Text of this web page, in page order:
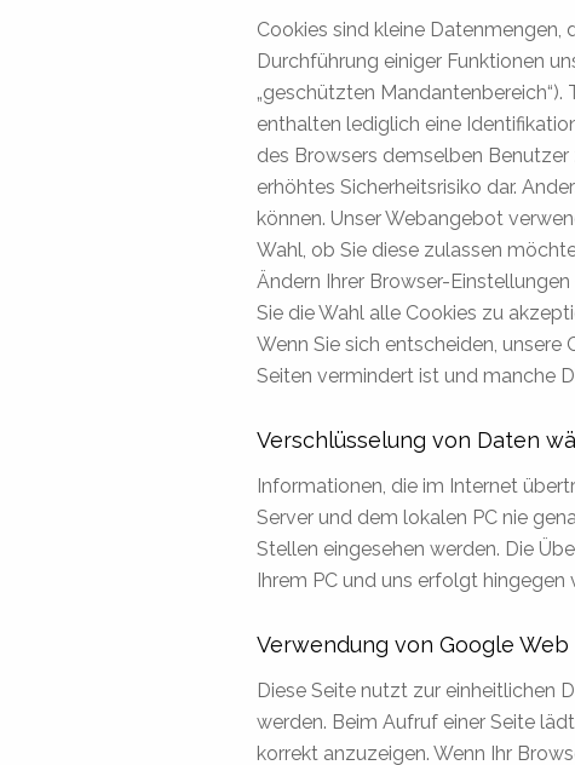
Cookies sind kleine Datenmengen,
Durchführung einiger Funktionen
„geschützten
enthalten lediglich eine
des Browsers demselben
erhöhtes Sicherheitsrisiko dar.
können. Unser Webangebot
Wahl, ob Sie diese zulassen
Ändern Ihrer Browser-
Sie die Wahl alle Cookies zu
Wenn Sie sich entscheiden,
Seiten vermindert ist und manche
Verschlüsselung von Daten
Informationen, die im Internet
Server und dem lokalen PC nie
Stellen eingesehen werden. Die
Ihrem PC und uns erfolgt
Verwendung von Google Web
Diese Seite nutzt zur einheitlichen
werden. Beim Aufruf einer Seite
korrekt anzuzeigen. Wenn Ihr